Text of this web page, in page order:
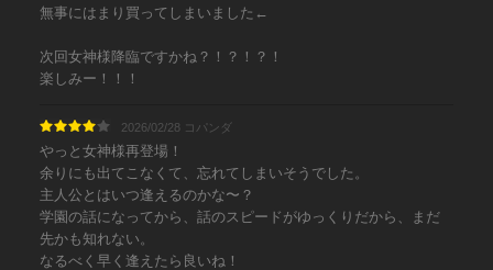
無事にはまり買ってしまいました←
次回女神様降臨ですかね？！？！？！
楽しみー！！！
2026/02/28 コパンダ
やっと女神様再登場！
余りにも出てこなくて、忘れてしまいそうでした。
主人公とはいつ逢えるのかな〜？
学園の話になってから、話のスピードがゆっくりだから、まだ
先かも知れない。
なるべく早く逢えたら良いね！